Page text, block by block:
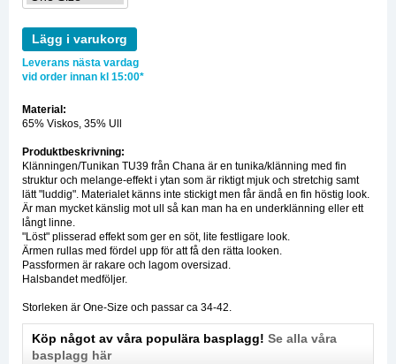
Lägg i varukorg
Leverans nästa vardag
vid order innan kl 15:00*
Material:
65% Viskos, 35% Ull
Produktbeskrivning:
Klänningen/Tunikan TU39 från Chana är en tunika/klänning med fin
struktur och melange-effekt i ytan som är riktigt mjuk och stretchig samt
lätt "luddig". Materialet känns inte stickigt men får ändå en fin höstig look.
Är man mycket känslig mot ull så kan man ha en underklänning eller ett
långt linne.
"Löst" plisserad effekt som ger en söt, lite festligare look.
Ärmen rullas med fördel upp för att få den rätta looken.
Passformen är rakare och lagom oversizad.
Halsbandet medföljer.
Storleken är One-Size och passar ca 34-42.
Köp något av våra populära basplagg! Se alla våra
basplagg här